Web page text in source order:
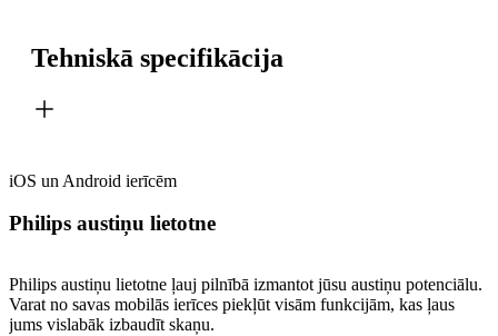
Tehniskā specifikācija
iOS un Android ierīcēm
Philips austiņu lietotne
Philips austiņu lietotne ļauj pilnībā izmantot jūsu austiņu potenciālu.
Varat no savas mobilās ierīces piekļūt visām funkcijām, kas ļaus
jums vislabāk izbaudīt skaņu.